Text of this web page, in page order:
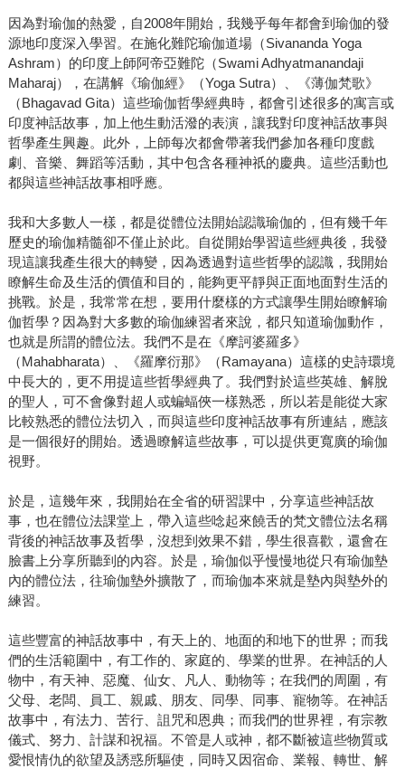
因為對瑜伽的熱愛，自2008年開始，我幾乎每年都會到瑜伽的發
源地印度深入學習。在施化難陀瑜伽道場（Sivananda Yoga
Ashram）的印度上師阿帝亞難陀（Swami Adhyatmanandaji
Maharaj），在講解《瑜伽經》（Yoga Sutra）、《薄伽梵歌》
（Bhagavad Gita）這些瑜伽哲學經典時，都會引述很多的寓言或
印度神話故事，加上他生動活潑的表演，讓我對印度神話故事與
哲學產生興趣。此外，上師每次都會帶著我們參加各種印度戲
劇、音樂、舞蹈等活動，其中包含各種神祇的慶典。這些活動也
都與這些神話故事相呼應。
我和大多數人一樣，都是從體位法開始認識瑜伽的，但有幾千年
歷史的瑜伽精髓卻不僅止於此。自從開始學習這些經典後，我發
現這讓我產生很大的轉變，因為透過對這些哲學的認識，我開始
瞭解生命及生活的價值和目的，能夠更平靜與正面地面對生活的
挑戰。於是，我常常在想，要用什麼樣的方式讓學生開始瞭解瑜
伽哲學？因為對大多數的瑜伽練習者來說，都只知道瑜伽動作，
也就是所謂的體位法。我們不是在《摩訶婆羅多》
（Mahabharata）、《羅摩衍那》（Ramayana）這樣的史詩環境
中長大的，更不用提這些哲學經典了。我們對於這些英雄、解脫
的聖人，可不會像對超人或蝙蝠俠一樣熟悉，所以若是能從大家
比較熟悉的體位法切入，而與這些印度神話故事有所連結，應該
是一個很好的開始。透過瞭解這些故事，可以提供更寬廣的瑜伽
視野。
於是，這幾年來，我開始在全省的研習課中，分享這些神話故
事，也在體位法課堂上，帶入這些唸起來饒舌的梵文體位法名稱
背後的神話故事及哲學，沒想到效果不錯，學生很喜歡，還會在
臉書上分享所聽到的內容。於是，瑜伽似乎慢慢地從只有瑜伽墊
內的體位法，往瑜伽墊外擴散了，而瑜伽本來就是墊內與墊外的
練習。
這些豐富的神話故事中，有天上的、地面的和地下的世界；而我
們的生活範圍中，有工作的、家庭的、學業的世界。在神話的人
物中，有天神、惡魔、仙女、凡人、動物等；在我們的周圍，有
父母、老闆、員工、親戚、朋友、同學、同事、寵物等。在神話
故事中，有法力、苦行、詛咒和恩典；而我們的世界裡，有宗教
儀式、努力、計謀和祝福。不管是人或神，都不斷被這些物質或
愛恨情仇的欲望及誘惑所驅使，同時又因宿命、業報、轉世、解